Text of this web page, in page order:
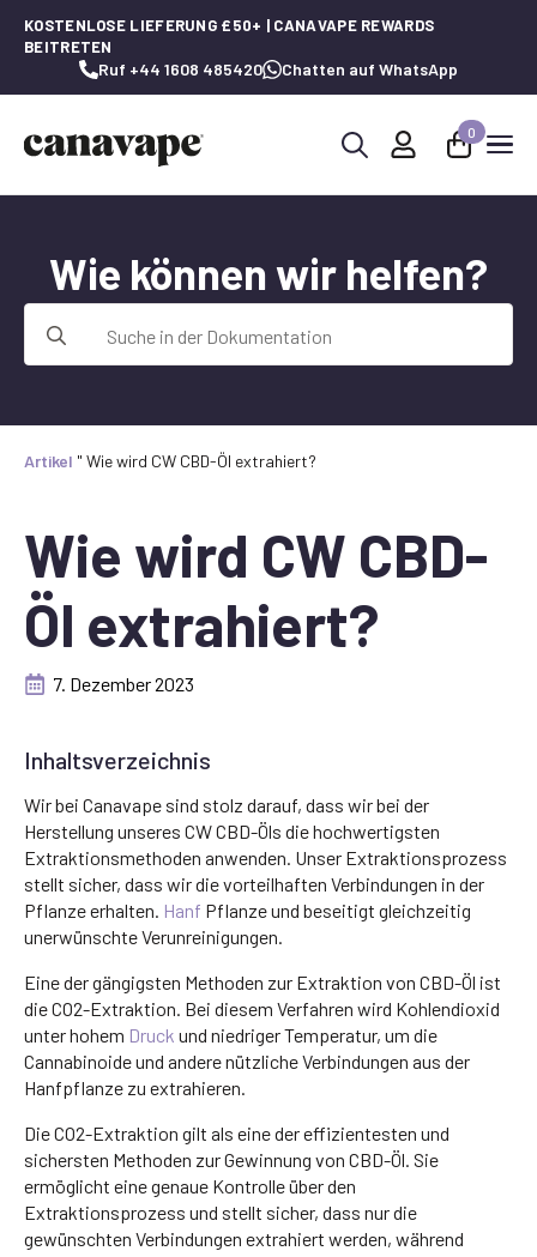
KOSTENLOSE LIEFERUNG £50+ | CANAVAPE REWARDS
BEITRETEN
Ruf +44 1608 485420 Chatten auf WhatsApp
0
Wie können wir helfen?
nach:
Artikel " Wie wird CW CBD-Öl extrahiert?
Wie wird CW CBD-
Öl extrahiert?
7. Dezember 2023
Wir bei Canavape sind stolz darauf, dass wir bei der
Herstellung unseres CW CBD-Öls die hochwertigsten
Extraktionsmethoden anwenden. Unser Extraktionsprozess
stellt sicher, dass wir die vorteilhaften Verbindungen in der
Pflanze erhalten. Hanf Pflanze und beseitigt gleichzeitig
unerwünschte Verunreinigungen.
Eine der gängigsten Methoden zur Extraktion von CBD-Öl ist
die CO2-Extraktion. Bei diesem Verfahren wird Kohlendioxid
unter hohem Druck und niedriger Temperatur, um die
Cannabinoide und andere nützliche Verbindungen aus der
Hanfpflanze zu extrahieren.
Die CO2-Extraktion gilt als eine der effizientesten und
sichersten Methoden zur Gewinnung von CBD-Öl. Sie
ermöglicht eine genaue Kontrolle über den
Extraktionsprozess und stellt sicher, dass nur die
gewünschten Verbindungen extrahiert werden, während
Inhaltsverzeichnis